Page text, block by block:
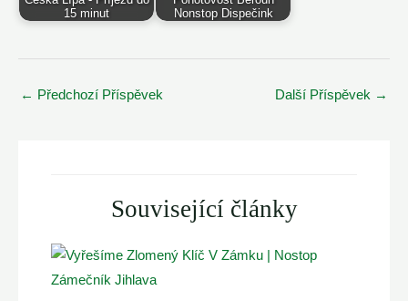
15 minut
Nonstop Dispečink
Post
← Předchozí Příspěvek Další Příspěvek →
Související články